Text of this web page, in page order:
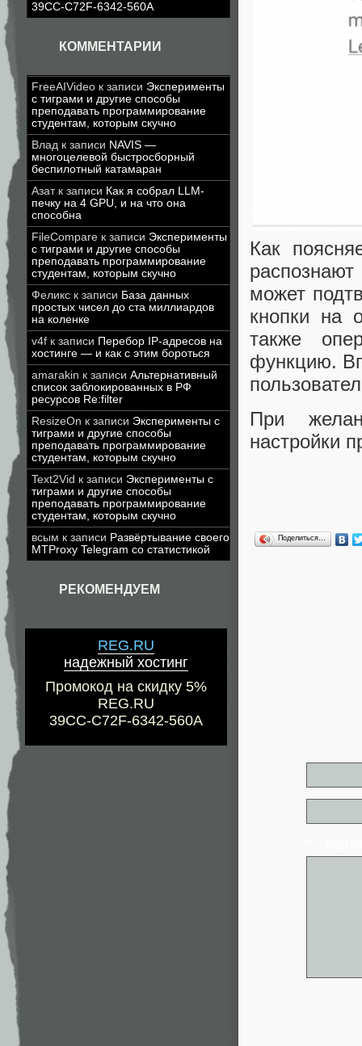
39CC-C72F-6342-560A
КОММЕНТАРИИ
FreeAIVideo к записи Эксперименты
с тиграми и другие способы
преподавать программирование
студентам, которым скучно
Влад к записи NAVIS —
многоцелевой быстросборный
беспилотный катамаран
Азатк записи Как я собрал LLM-
печку на 4 GPU, и на что она
способна
FileCompare к записи Эксперименты
с тиграми и другие способы
преподавать программирование
студентам, которым скучно
Феликс к записи База данных
простых чисел до ста миллиардов
на коленке
v4f к записи Перебор IP-адресов на
хостинге — и как с этим бороться
amarakin к записи Альтернативный
список заблокированных в РФ
ресурсов Re:filter
ResizeOn к записи Эксперименты с
тиграми и другие способы
преподавать программирование
студентам, которым скучно
Text2Vid к записи Эксперименты с
тиграми и другие способы
преподавать программирование
студентам, которым скучно
всым к записи Развёртывание своего
MTProxy Telegram со статистикой
РЕКОМЕНДУЕМ
REG.RU
надежный хостинг
Промокод на скидку 5%
REG.RU
39CC-C72F-6342-560A
Как
может
кнопки на
также
функцию.
При
настройки
Поделиться…